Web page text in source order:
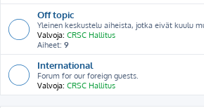
Off topic
Yleinen keskustelu aiheista, jotka eivät kuulu
Valvoja: CRSC Hallitus
Aiheet: 9
International
Forum for our foreign guests.
Valvoja: CRSC Hallitus